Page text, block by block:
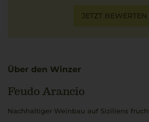
JETZT BEWERTEN
Über den Winzer
Feudo Arancio
Nachhaltiger Weinbau auf Siziliens